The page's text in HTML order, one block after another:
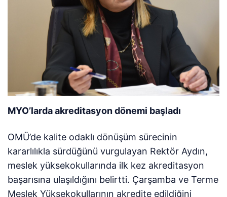
MYO’larda akreditasyon dönemi başladı
OMÜ’de kalite odaklı dönüşüm sürecinin
kararlılıkla sürdüğünü vurgulayan Rektör Aydın,
meslek yüksekokullarında ilk kez akreditasyon
başarısına ulaşıldığını belirtti. Çarşamba ve Terme
Meslek Yüksekokullarının akredite edildiğini